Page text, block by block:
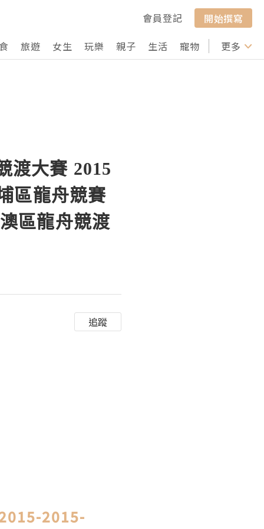
會員登記
開始撰寫
旅遊 女生 玩樂 親子 生活 寵物 行山 打卡
更多
渡大賽 2015
區龍舟競賽
區龍舟競渡
追蹤
2015-